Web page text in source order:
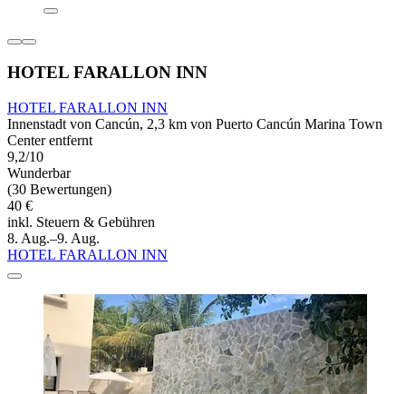
HOTEL FARALLON INN
HOTEL FARALLON INN
Innenstadt von Cancún, 2,3 km von Puerto Cancún Marina Town
Center entfernt
9,2/10
Wunderbar
(30 Bewertungen)
40 €
inkl. Steuern & Gebühren
8. Aug.–9. Aug.
HOTEL FARALLON INN